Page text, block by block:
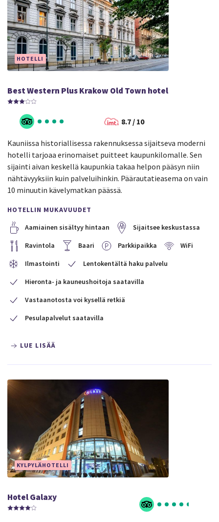
HOTELLI
Best Western Plus Krakow Old Town hotel
8.7 / 10
Kauniissa historiallisessa rakennuksessa sijaitseva moderni
hotelli tarjoaa erinomaiset puitteet kaupunkilomalle. Sen
sijainti aivan keskellä kaupunkia takaa helpon pääsyn niin
nähtävyyksiin kuin palveluihinkin. Päärautatieasema on vain
10 minuutin kävelymatkan päässä.
HOTELLIN MUKAVUUDET
Aamiainen sisältyy hintaan
Sijaitsee keskustassa
Ravintola Baari Parkkipaikka WiFi
Ilmastointi Lentokentältä haku palvelu
Hieronta- ja kauneushoitoja saatavilla
Vastaanotosta voi kysellä retkiä
Pesulapalvelut saatavilla
LUE LISÄÄ
KYLPYLÄHOTELLI
Hotel Galaxy